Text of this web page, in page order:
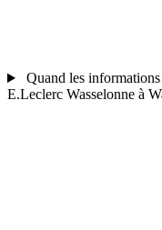
Quand les
E.Leclerc Wasselonne à